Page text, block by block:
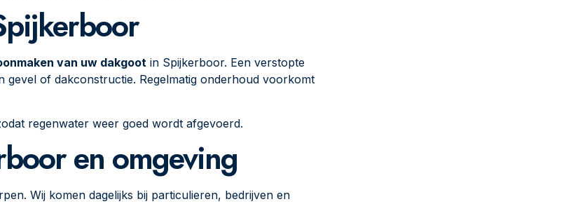
van uw dakgoot in Spijkerboor. Een verstopte
of dakconstructie. Regelmatig onderhoud voorkomt
regenwater weer goed wordt afgevoerd.
en omgeving
Wij komen dagelijks bij particulieren, bedrijven en